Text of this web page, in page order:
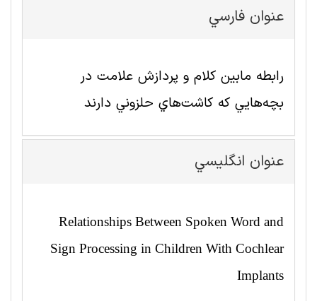
عنوان فارسي
رابطه مابين كلام و پردازش علامت در
بچه‌هايي كه كاشت‌هاي حلزوني دارند
عنوان انگليسي
Relationships Between Spoken Word and
Sign Processing in Children With Cochlear
Implants